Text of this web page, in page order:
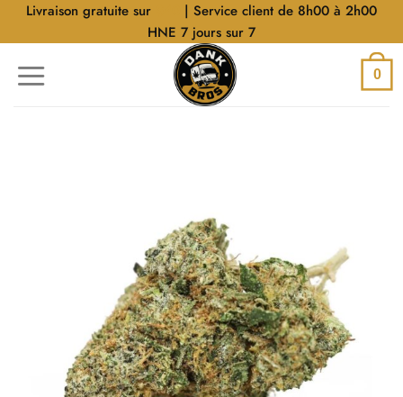
AllerLivraison gratuite sur
| Service client de 8h00 à 2h00
HNE 7 jours sur 7
0